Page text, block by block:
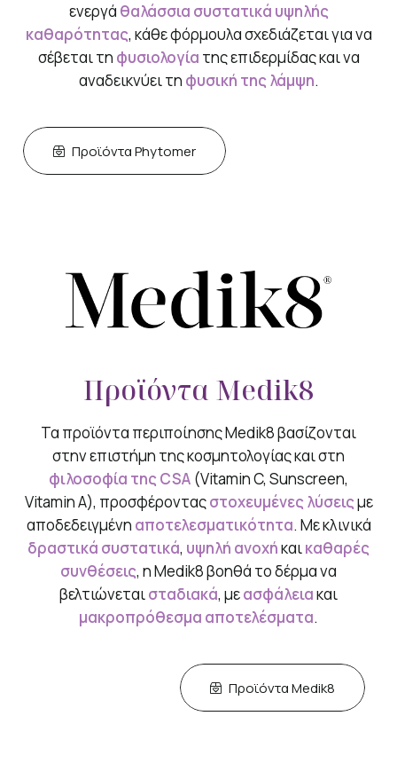
ενεργά θαλάσσια συστατικά υψηλής
καθαρότητας, κάθε φόρμουλα σχεδιάζεται για να
σέβεται τη φυσιολογία της επιδερμίδας και να
αναδεικνύει τη φυσική της λάμψη.
Προϊόντα Phytomer
Προϊόντα Medik8
Τα προϊόντα περιποίησης Medik8 βασίζονται
στην επιστήμη της κοσμητολογίας και στη
φιλοσοφία της CSA (Vitamin C, Sunscreen,
Vitamin A), προσφέρονταςστοχευμένες λύσειςμε
αποδεδειγμένη αποτελεσματικότητα. Με κλινικά
δραστικά συστατικά, υψηλή ανοχήκαικαθαρές
συνθέσεις, η Medik8 βοηθά το δέρμα να
βελτιώνεταισταδιακά, μεασφάλειακαι
μακροπρόθεσμα αποτελέσματα.
Προϊόντα Medik8